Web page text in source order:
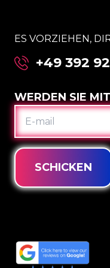
ES VORZIEHEN,
+49 392
WERDEN SIE
E-
MAIL
SCHICKEN